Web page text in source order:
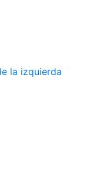
la izquierda